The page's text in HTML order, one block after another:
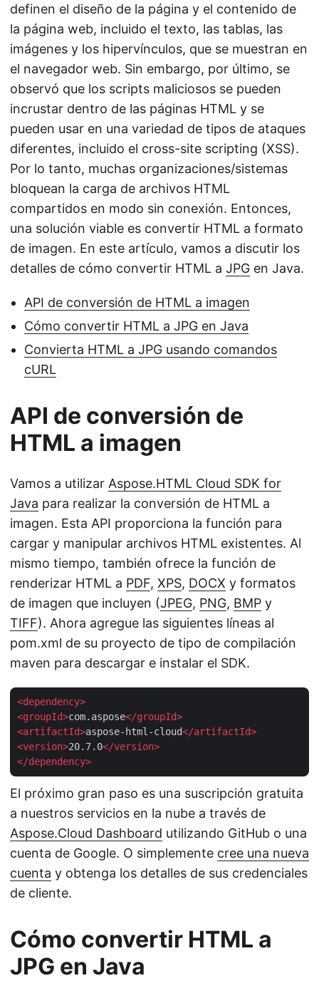
definen el diseño de la página y el contenido de
la página web, incluido el texto, las tablas, las
imágenes y los hipervínculos, que se muestran en
el navegador web. Sin embargo, por último, se
observó que los scripts maliciosos se pueden
incrustar dentro de las páginas HTML y se
pueden usar en una variedad de tipos de ataques
diferentes, incluido el cross-site scripting (XSS).
Por lo tanto, muchas organizaciones/sistemas
bloquean la carga de archivos HTML
compartidos en modo sin conexión. Entonces,
una solución viable es convertir HTML a formato
de imagen. En este artículo, vamos a discutir los
detalles de cómo convertir HTML a JPG en Java.
API de conversión de HTML a imagen
Cómo convertir HTML a JPG en Java
Convierta HTML a JPG usando comandos
cURL
API de conversión de
HTML a imagen
Vamos a utilizar Aspose.HTML Cloud SDK for
Java para realizar la conversión de HTML a
imagen. Esta API proporciona la función para
cargar y manipular archivos HTML existentes. Al
mismo tiempo, también ofrece la función de
renderizar HTML a PDF, XPS, DOCX y formatos
de imagen que incluyen (JPEG, PNG, BMP y
TIFF). Ahora agregue las siguientes líneas al
pom.xml de su proyecto de tipo de compilación
maven para descargar e instalar el SDK.
<dependency>
<groupId>com.aspose</groupId>
<artifactId>aspose-html-cloud</artifactId>
<version>20.7.0</version>
</dependency>
El próximo gran paso es una suscripción gratuita
a nuestros servicios en la nube a través de
Aspose.Cloud Dashboard utilizando GitHub o una
cuenta de Google. O simplemente cree una nueva
cuenta y obtenga los detalles de sus credenciales
de cliente.
Cómo convertir HTML a
JPG en Java